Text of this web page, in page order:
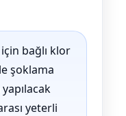
bağlı klor
şoklama
yeterli